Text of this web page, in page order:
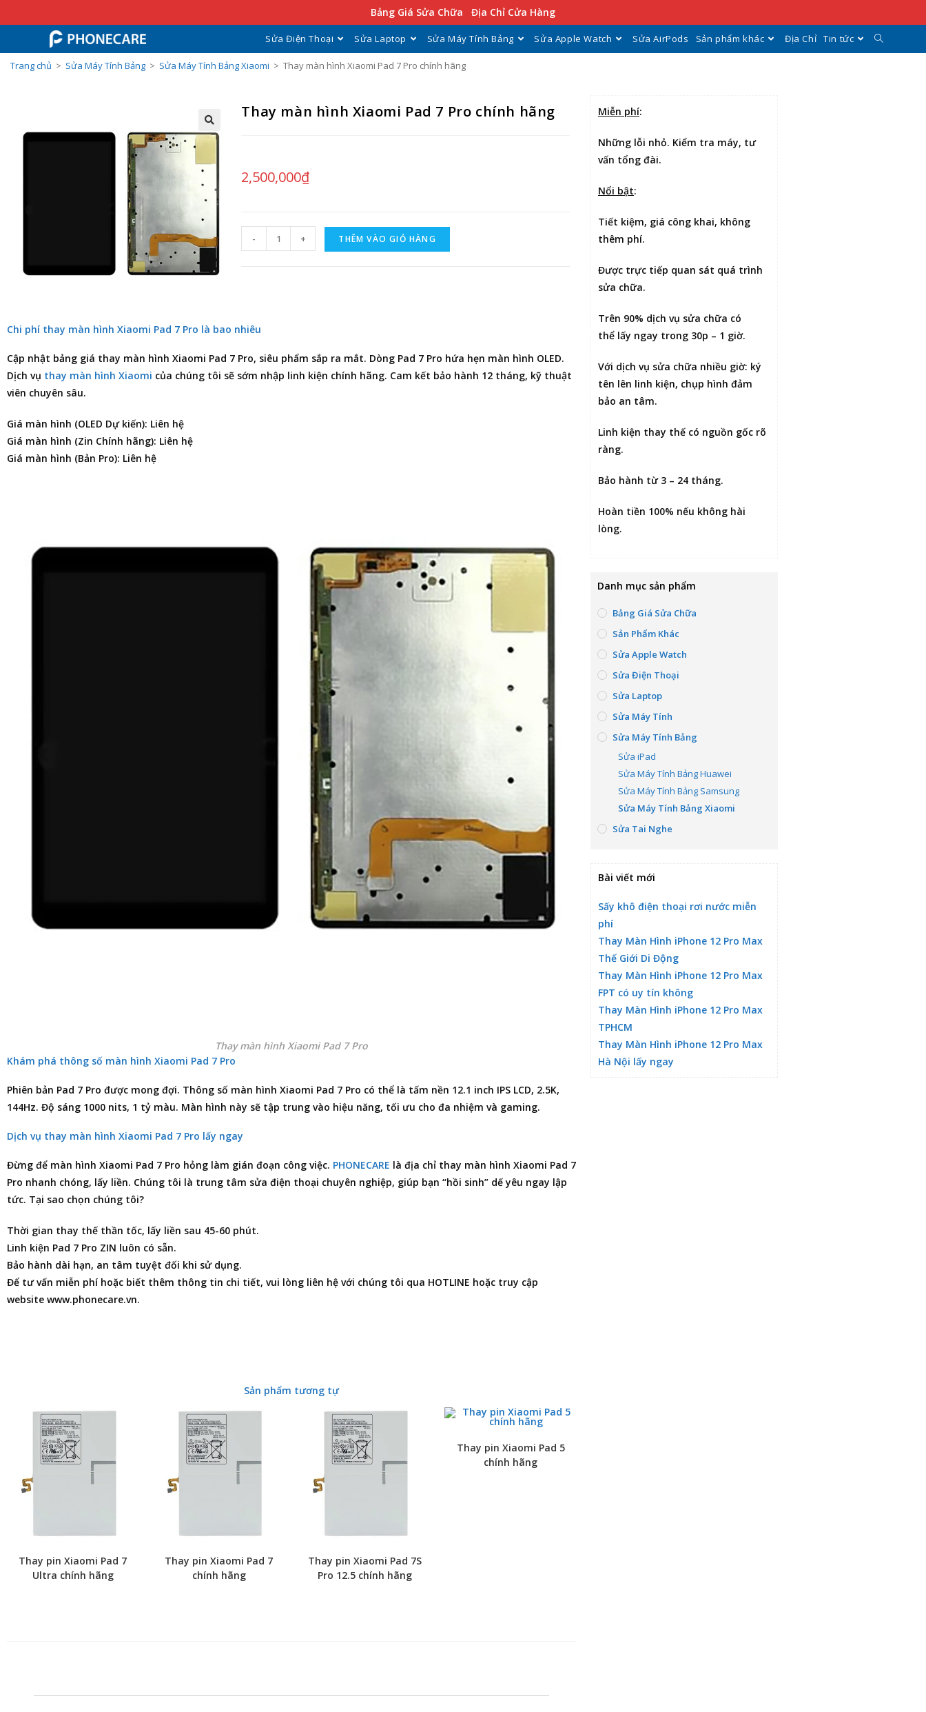
Bảng Giá Sửa Chữa Địa Chỉ Cửa Hàng
Sửa Điện Thoại Sửa Laptop Sửa Máy Tính Bảng Sửa Apple Watch Sửa AirPods Sản phẩm khác Địa Chỉ Tin tức
Trang chủ > Sửa Máy Tính Bảng > Sửa Máy Tính Bảng Xiaomi > Thay màn hình Xiaomi Pad 7 Pro chính hãng
Thay màn hình Xiaomi Pad 7 Pro chính hãng
2,500,000₫
- + THÊM VÀO GIỎ HÀNG
Chi phí thay màn hình Xiaomi Pad 7 Pro là bao nhiêu
Cập nhật bảng giá thay màn hình Xiaomi Pad 7 Pro, siêu phẩm sắp ra mắt. Dòng Pad 7 Pro hứa hẹn màn hình OLED.
Dịch vụ thay màn hình Xiaomi của chúng tôi sẽ sớm nhập linh kiện chính hãng. Cam kết bảo hành 12 tháng, kỹ thuật
viên chuyên sâu.
Giá màn hình (OLED Dự kiến): Liên hệ
Giá màn hình (Zin Chính hãng): Liên hệ
Giá màn hình (Bản Pro): Liên hệ
Thay màn hình Xiaomi Pad 7 Pro
Khám phá thông số màn hình Xiaomi Pad 7 Pro
Phiên bản Pad 7 Pro được mong đợi. Thông số màn hình Xiaomi Pad 7 Pro có thể là tấm nền 12.1 inch IPS LCD, 2.5K,
144Hz. Độ sáng 1000 nits, 1 tỷ màu. Màn hình này sẽ tập trung vào hiệu năng, tối ưu cho đa nhiệm và gaming.
Dịch vụ thay màn hình Xiaomi Pad 7 Pro lấy ngay
Đừng để màn hình Xiaomi Pad 7 Pro hỏng làm gián đoạn công việc. PHONECARE là địa chỉ thay màn hình Xiaomi Pad 7
Pro nhanh chóng, lấy liền. Chúng tôi là trung tâm sửa điện thoại chuyên nghiệp, giúp bạn “hồi sinh” dế yêu ngay lập
tức. Tại sao chọn chúng tôi?
Thời gian thay thế thần tốc, lấy liền sau 45-60 phút.
Linh kiện Pad 7 Pro ZIN luôn có sẵn.
Bảo hành dài hạn, an tâm tuyệt đối khi sử dụng.
Để tư vấn miễn phí hoặc biết thêm thông tin chi tiết, vui lòng liên hệ với chúng tôi qua HOTLINE hoặc truy cập
website www.phonecare.vn.
Sản phẩm tương tự
Thay pin Xiaomi Pad 7
Ultra chính hãng
Thay pin Xiaomi Pad 7
chính hãng
Thay pin Xiaomi Pad 7S
Pro 12.5 chính hãng
Thay pin Xiaomi Pad 5
chính hãng
Miễn phí:
Những lỗi nhỏ. Kiểm tra máy, tư
vấn tổng đài.
Nổi bật:
Tiết kiệm, giá công khai, không
thêm phí.
Được trực tiếp quan sát quá trình
sửa chữa.
Trên 90% dịch vụ sửa chữa có
thể lấy ngay trong 30p – 1 giờ.
Với dịch vụ sửa chữa nhiều giờ: ký
tên lên linh kiện, chụp hình đảm
bảo an tâm.
Linh kiện thay thế có nguồn gốc rõ
ràng.
Bảo hành từ 3 – 24 tháng.
Hoàn tiền 100% nếu không hài
lòng.
Danh mục sản phẩm
Bảng Giá Sửa Chữa
Sản Phẩm Khác
Sửa Apple Watch
Sửa Điện Thoại
Sửa Laptop
Sửa Máy Tính
Sửa Máy Tính Bảng
Sửa iPad
Sửa Máy Tính Bảng Huawei
Sửa Máy Tính Bảng Samsung
Sửa Máy Tính Bảng Xiaomi
Sửa Tai Nghe
Bài viết mới
Sấy khô điện thoại rơi nước miễn
phí
Thay Màn Hình iPhone 12 Pro Max
Thế Giới Di Động
Thay Màn Hình iPhone 12 Pro Max
FPT có uy tín không
Thay Màn Hình iPhone 12 Pro Max
TPHCM
Thay Màn Hình iPhone 12 Pro Max
Hà Nội lấy ngay